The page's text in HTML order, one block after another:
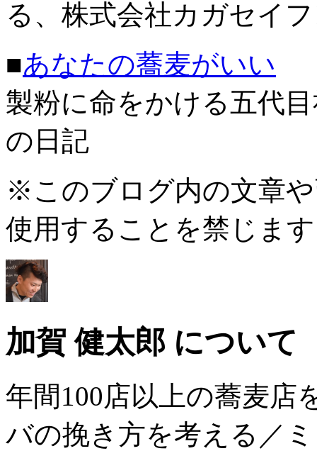
る、株式会社カガセイ
■あなたの蕎麦がいい
製粉に命をかける五代
の日記
※このブログ内の文章
使用することを禁じま
加賀 健太郎 について
年間100店以上の蕎麦店
バの挽き方を考える／